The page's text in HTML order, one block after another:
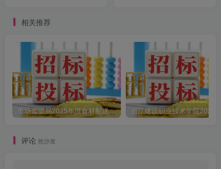
相关推荐
市场监管局2025年度食材配送采购公告
评论 抢沙发